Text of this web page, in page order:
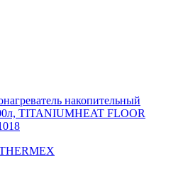
накопительный
TITANIUMHEAT FLOOR